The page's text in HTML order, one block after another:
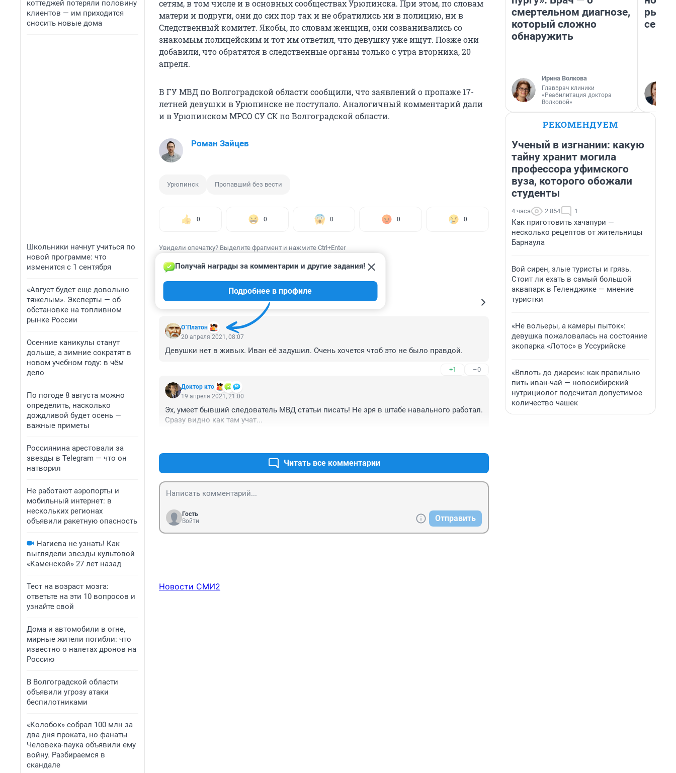
коттеджей потеряли половину
клиентов — им приходится
сносить новые дома
Школьники начнут учиться по
новой программе: что
изменится с 1 сентября
«Август будет еще довольно
тяжелым». Эксперты — об
обстановке на топливном
рынке России
Осенние каникулы станут
дольше, а зимние сократят в
новом учебном году: в чём
дело
По погоде 8 августа можно
определить, насколько
дождливой будет осень —
важные приметы
Россиянина арестовали за
звезды в Telegram — что он
натворил
Не работают аэропорты и
мобильный интернет: в
нескольких регионах
объявили ракетную опасность
Нагиева не узнать! Как
выглядели звезды культовой
«Каменской» 27 лет назад
Тест на возраст мозга:
ответьте на эти 10 вопросов и
узнайте свой
Дома и автомобили в огне,
мирные жители погибли: что
известно о налетах дронов на
Россию
В Волгоградской области
объявили угрозу атаки
беспилотниками
«Колобок» собрал 100 млн за
два дня проката, но фанаты
Человека-паука объявили ему
войну. Разбираемся в
скандале
сетям, в том числе и в основных сообществах Урюпинска. При этом, по словам
матери и подруги, они до сих пор так и не обратились ни в полицию, ни в
Следственный комитет. Якобы, по словам женщин, они созванивались со
знакомым полицейским и тот им ответил, что девушку уже ищут. Позже они
добавили, что обратятся в следственные органы только с утра вторника, 20
апреля.
В ГУ МВД по Волгоградской области сообщили, что заявлений о пропаже 17-
летней девушки в Урюпинске не поступало. Аналогичный комментарий дали
и в Урюпинском МРСО СУ СК по Волгоградской области.
Роман Зайцев
Урюпинск Пропавший без вести
0 0 0 0 0
Увидели опечатку? Выделите фрагмент и нажмите Ctrl+Enter
КОММЕНТАРИИ 3
О`Платон
Получай награды за комментарии и другие задания!
Подробнее в профиле
20 апреля 2021, 08:07
Девушки нет в живых. Иван её задушил. Очень хочется чтоб это не было правдой.
+1 –0
Доктор кто
19 апреля 2021, 21:00
Эх, умеет бывший следователь МВД статьи писать! Не зря в штабе навального работал.
Сразу видно как там учат...
Читать все комментарии
Гость
Войти
Отправить
Новости СМИ2
смертельном диагнозе,
который сложно
обнаружить
Ирина Волкова
Главврач клиники
«Реабилитация доктора
Волковой»
РЕКОМЕНДУЕМ
Ученый в изгнании: какую
тайну хранит могила
профессора уфимского
вуза, которого обожали
студенты
4 часа 2 854 1
Как приготовить хачапури —
несколько рецептов от жительницы
Барнаула
Вой сирен, злые туристы и грязь.
Стоит ли ехать в самый большой
аквапарк в Геленджике — мнение
туристки
«Не вольеры, а камеры пыток»:
девушка пожаловалась на состояние
экопарка «Лотос» в Уссурийске
«Вплоть до диареи»: как правильно
пить иван-чай — новосибирский
нутрициолог подсчитал допустимое
количество чашек